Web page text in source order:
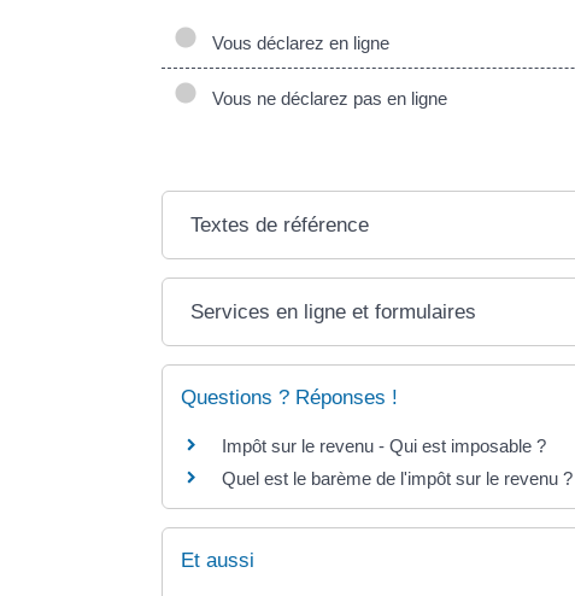
Vous déclarez en ligne
Vous ne déclarez pas en ligne
Textes de référence
Services en ligne et formulaires
Questions ? Réponses !
Impôt sur le revenu - Qui est imposable ?
Quel est le barème de l'impôt sur le revenu ?
Et aussi